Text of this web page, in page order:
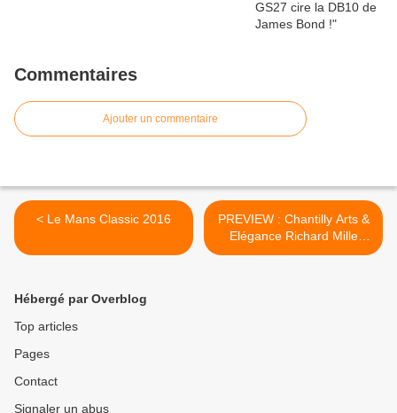
Commentaires
Ajouter un commentaire
< Le Mans Classic 2016
PREVIEW : Chantilly Arts &
Elégance Richard Mille
2016 >
Hébergé par Overblog
Top articles
Pages
Contact
Signaler un abus